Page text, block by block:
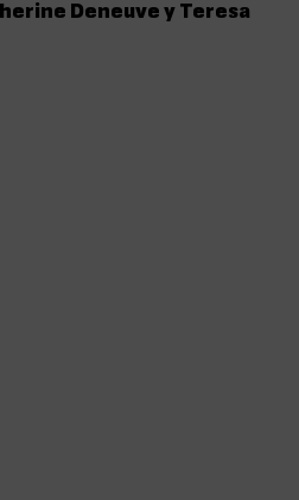
Deneuve y Teresa